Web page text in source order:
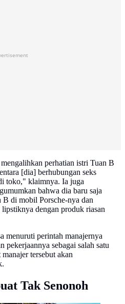
perhatian istri Tuan B
[dia] berhubungan seks
toko," klaimnya. Ia juga
bahwa dia baru saja
B di mobil Porsche-nya dan
dengan produk riasan
menuruti perintah manajernya
pekerjaannya sebagai salah satu
tersebut akan
Tak Senonoh